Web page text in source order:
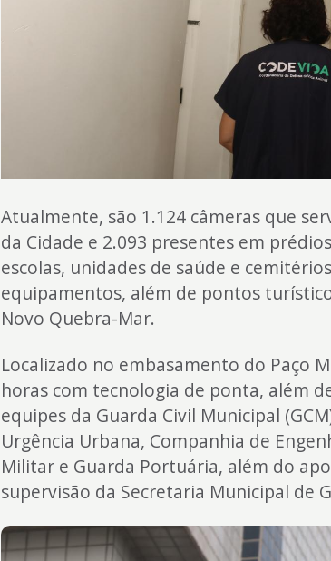
Atualmente, são 1.124 câmeras que
da Cidade e 2.093 presentes em
escolas, unidades de saúde e
equipamentos, além de pontos
Novo Quebra-Mar.
Localizado no embasamento do Paço
horas com tecnologia de ponta, além
equipes da Guarda Civil Municipal
Urgência Urbana, Companhia de
Militar e Guarda Portuária, além do
supervisão da Secretaria Municipal de